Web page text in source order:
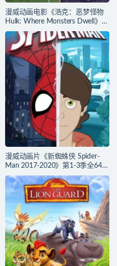
漫威动画电影《浩克：恶梦怪物
Hulk: Where Monsters Dwell》多
国语言(含国语)+多国字幕(含中文)
官方纯净收藏版
720P/MKV/2.15G 漫威动画片下
载
漫威动画片《新蜘蛛侠 Spider-
Man 2017-2020》第1-3季全64集
多国语言(含国语)+多国字幕(含中
文) 官方纯净收藏版
720P/MKV/27.9G 动画片蜘蛛侠
下载